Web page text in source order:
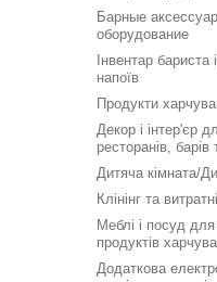
Барные
оборудование
Інвентар бариста
напоїв
Продукти
Декор і інтер'єр
ресторанів,
Дитяча кімната/
Клінінг та
Меблі і посуд для
продуктів
Додаткова